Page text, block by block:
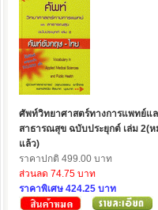
ศัพท์วิทยาศาสตร์ทางการแพทย์แ
สาธารณสุข ฉบับประยุกต์ เล่ม 2(
แล้ว)
ราคาปกติ 499.00 บาท
ส่วนลด 74.75 บาท
ราคาพิเศษ 424.25 บาท